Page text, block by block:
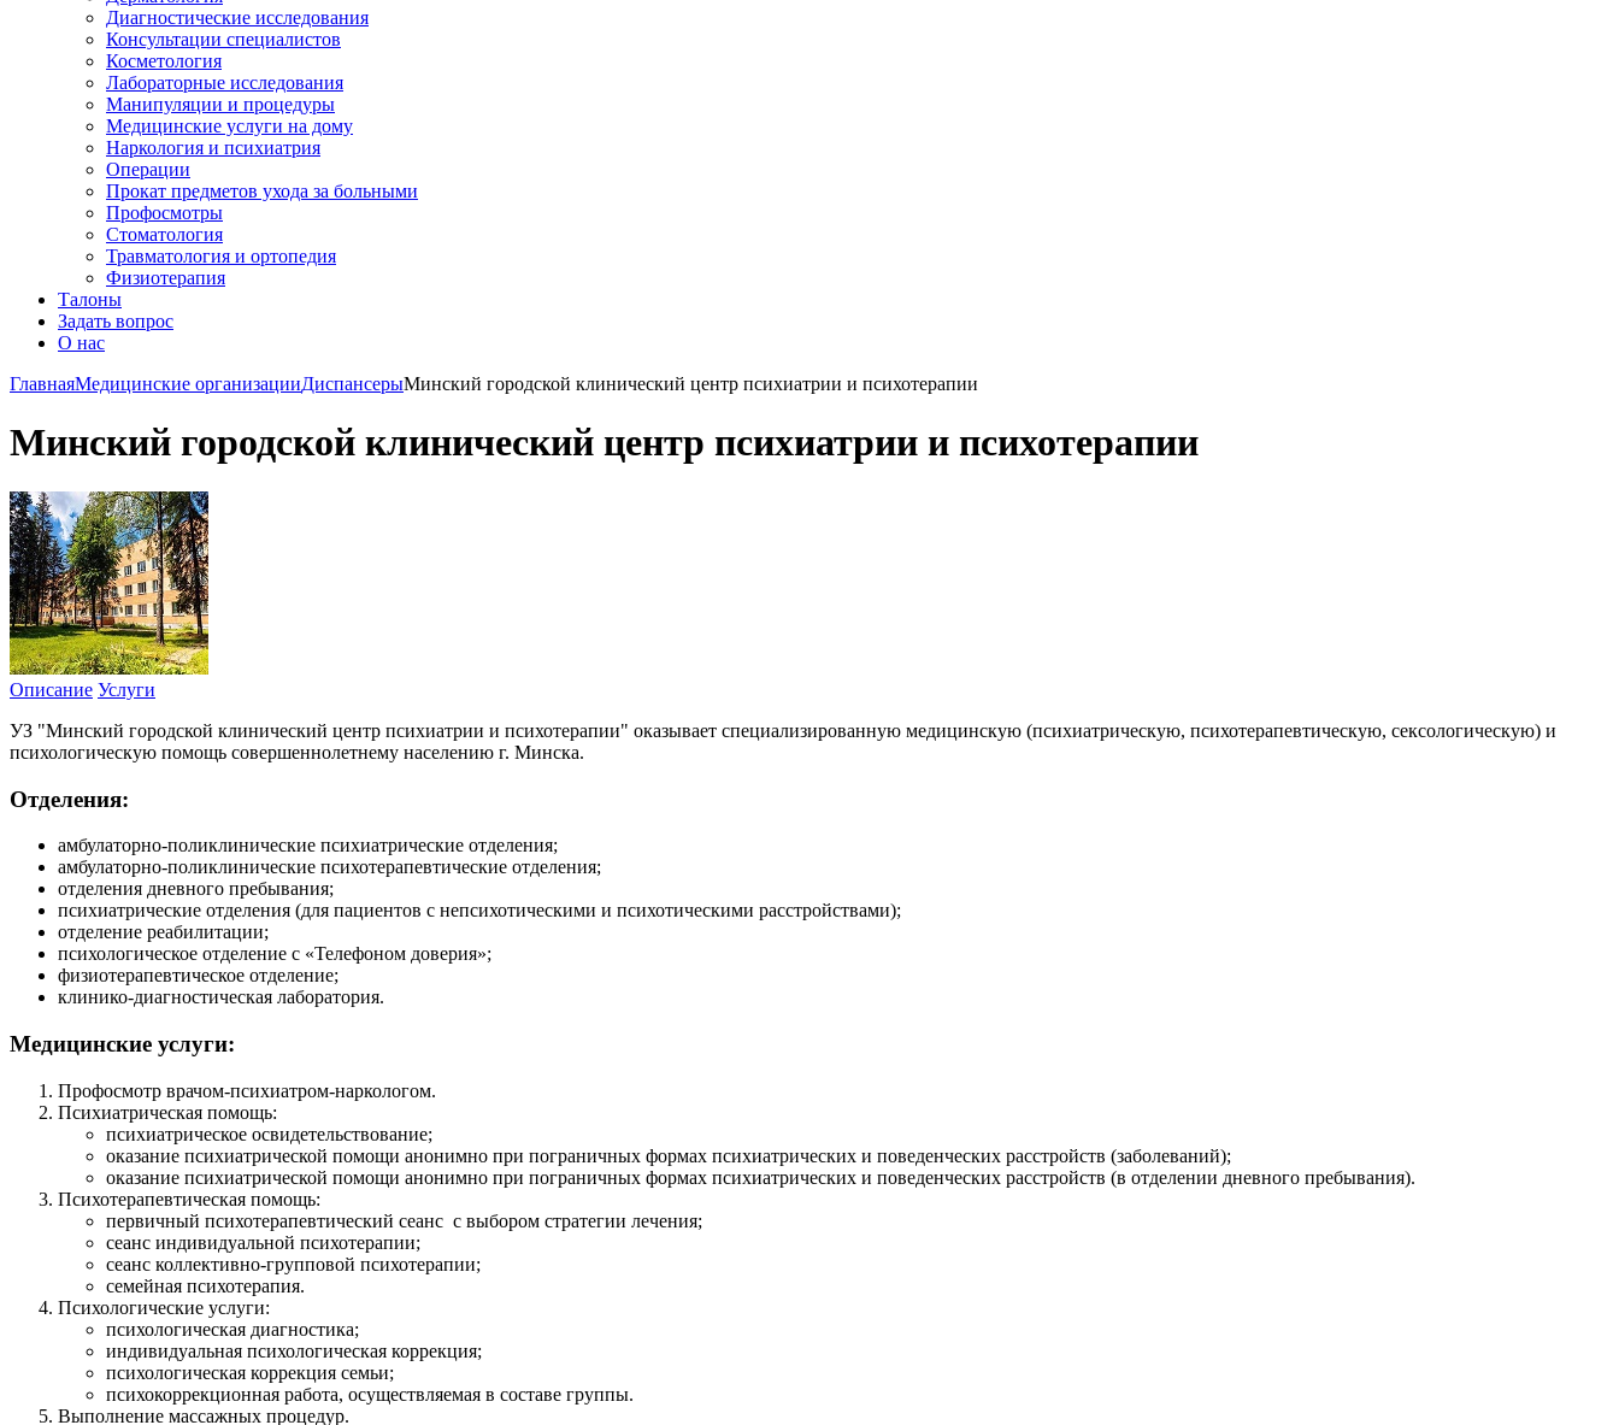
Диагностические исследования
Консультации специалистов
Косметология
Лабораторные исследования
Манипуляции и процедуры
Медицинские услуги на дому
Наркология и психиатрия
Операции
Прокат предметов ухода за больными
Профосмотры
Стоматология
Травматология и ортопедия
Физиотерапия
Талоны
Задать вопрос
О нас
ГлавнаяМедицинские организацииДиспансерыМинский городской клинический центр психиатрии и психотерапии
Минский городской клинический центр психиатрии и психотерапии
Описание Услуги
УЗ "Минский городской клинический центр психиатрии и психотерапии" оказывает специализированную медицинскую (психиатрическую, психотерапевтическую, сексологическую) и
психологическую помощь совершеннолетнему населению г. Минска.
Отделения:
амбулаторно-поликлинические психиатрические отделения;
амбулаторно-поликлинические психотерапевтические отделения;
отделения дневного пребывания;
психиатрические отделения (для пациентов с непсихотическими и психотическими расстройствами);
отделение реабилитации;
психологическое отделение с «Телефоном доверия»;
физиотерапевтическое отделение;
клинико-диагностическая лаборатория.
Медицинские услуги:
Профосмотр врачом-психиатром-наркологом.
Психиатрическая помощь:
психиатрическое освидетельствование;
оказание психиатрической помощи анонимно при пограничных формах психиатрических и поведенческих расстройств (заболеваний);
оказание психиатрической помощи анонимно при пограничных формах психиатрических и поведенческих расстройств (в отделении дневного пребывания).
Психотерапевтическая помощь:
первичный психотерапевтический сеанс с выбором стратегии лечения;
сеанс индивидуальной психотерапии;
сеанс коллективно-групповой психотерапии;
семейная психотерапия.
Психологические услуги:
психологическая диагностика;
индивидуальная психологическая коррекция;
психологическая коррекция семьи;
психокоррекционная работа, осуществляемая в составе группы.
Выполнение массажных процедур.